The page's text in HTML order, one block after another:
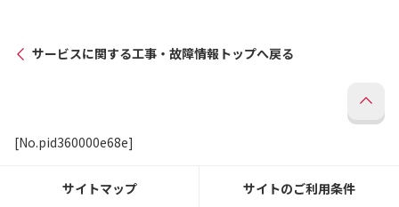
サービスに関する工事・故障情報トップへ戻る
[No.pid360000e68e]
サイトマップ サイトのご利用条件